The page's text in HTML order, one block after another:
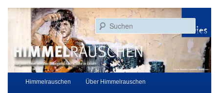
primären
sekundären
Himmelrauschen
Aufgezeichnet von der Evangelischen Kirche in Essen
Hauptmenü
Himmelrauschen Über Himmelrauschen